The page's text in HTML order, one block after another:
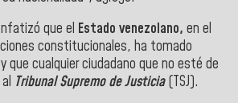
que el Estado venezolano, en el
constitucionales, ha tomado
que cualquier ciudadano que no esté de
Tribunal Supremo de Justicia(TSJ).